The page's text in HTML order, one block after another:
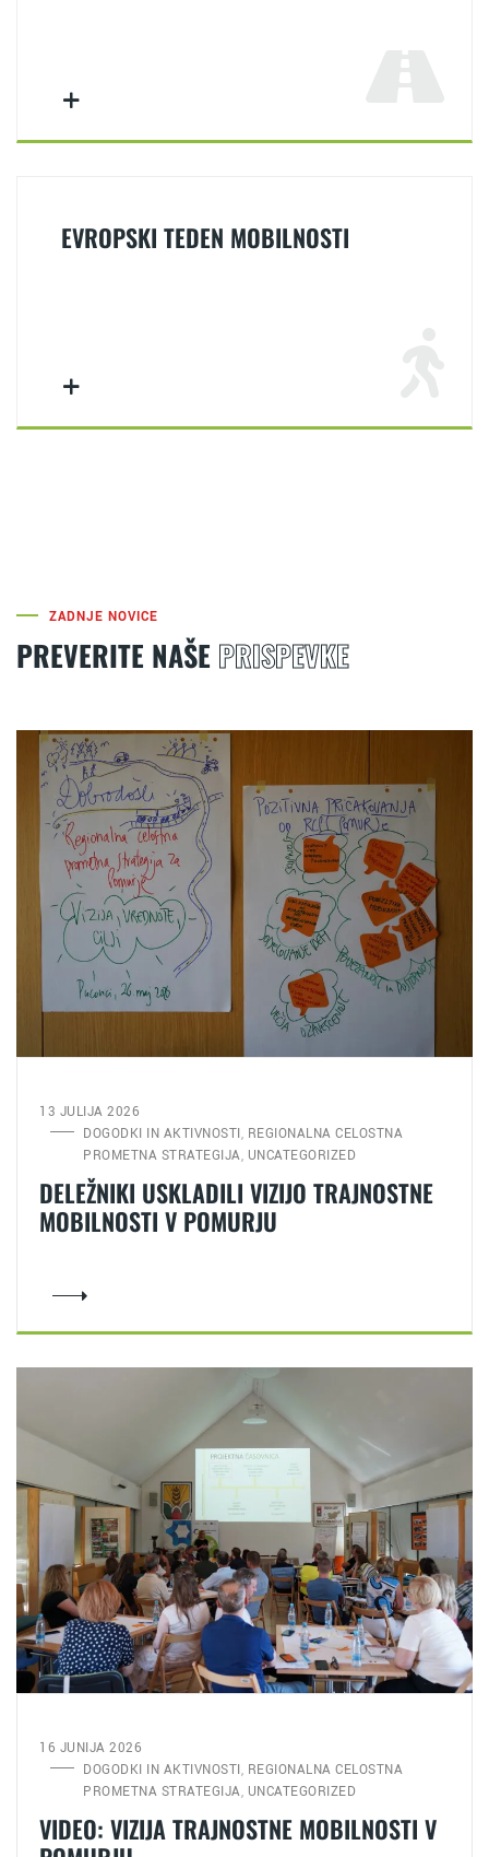
EVROPSKI TEDEN MOBILNOSTI
ZADNJE NOVICE
PREVERITE NAŠE PRISPEVKE
13 JULIJA 2026
DOGODKI IN AKTIVNOSTI, REGIONALNA CELOSTNA
PROMETNA STRATEGIJA, UNCATEGORIZED
DELEŽNIKI USKLADILI VIZIJO TRAJNOSTNE
MOBILNOSTI V POMURJU
16 JUNIJA 2026
DOGODKI IN AKTIVNOSTI, REGIONALNA CELOSTNA
PROMETNA STRATEGIJA, UNCATEGORIZED
VIDEO: VIZIJA TRAJNOSTNE MOBILNOSTI V